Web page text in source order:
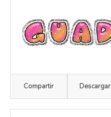
Compartir Descargar